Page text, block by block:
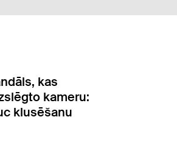
kas
kameru:
klusēšanu